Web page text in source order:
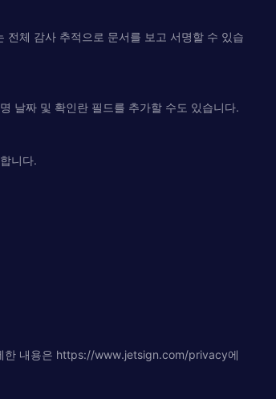
체 감사 추적으로 문서를 보고 서명할 수 있습
날짜 및 확인란 필드를 추가할 수도 있습니다.
니다.
한 내용은 https://www.jetsign.com/privacy에